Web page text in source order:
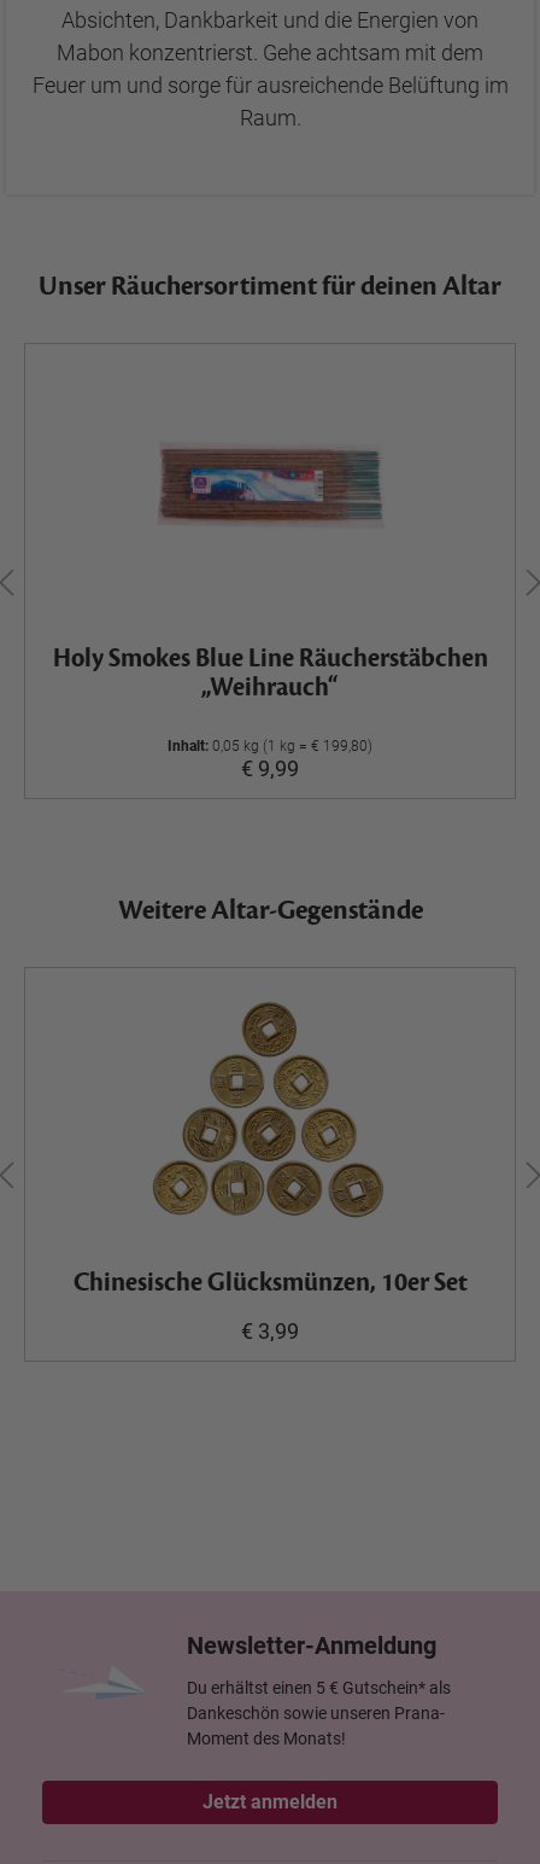
Absichten, Dankbarkeit und die Energien von
Mabon konzentrierst. Gehe achtsam mit dem
Feuer um und sorge für ausreichende Belüftung im
Raum.
Unser Räuchersortiment für deinen Altar
Holy Smokes Blue Line Räucherstäbchen
„Weihrauch“
Inhalt: 0,05 kg (1 kg = € 199,80)
€ 9,99
Weitere Altar-Gegenstände
Chinesische Glücksmünzen, 10er Set
€ 3,99
Newsletter-Anmeldung
Du erhältst einen 5 € Gutschein* als
Dankeschön sowie unseren Prana-
Moment des Monats!
Jetzt anmelden